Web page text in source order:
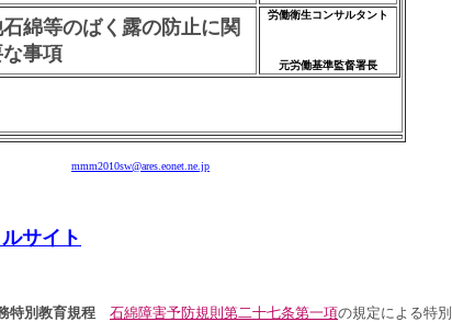
綿等のばく露の防止に関
な事項
労働衛生コンサルタント
元労働基準監督署長
mmm2010sw@ares.eonet.ne.jp
サイト
特別教育規程 石綿障害予防規則第二十七条第一項の規定による特別